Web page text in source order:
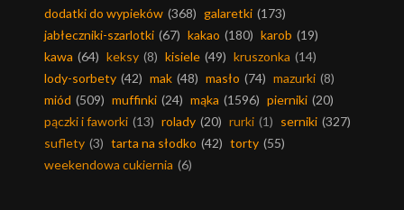
dodatki do wypieków (368) galaretki (173)
jabłeczniki-szarlotki (67) kakao (180) karob (19)
kawa (64) keksy (8) kisiele (49) kruszonka (14)
lody-sorbety (42) mak (48) masło (74) mazurki (8)
miód (509) muffinki (24) mąka (1596) pierniki (20)
pączki i faworki (13) rolady (20) rurki (1) serniki (327)
suflety (3) tarta na słodko (42) torty (55)
weekendowa cukiernia (6)